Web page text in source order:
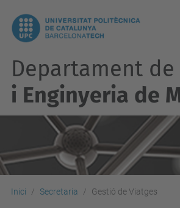
Departament de
i Enginyeria de
Inici Secretaria Gestió de Viatges